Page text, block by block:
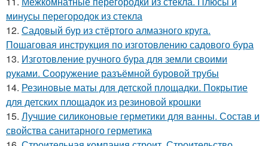
минусы перегородок из стекла
12. Садовый бур из стёртого алмазного круга.
Пошаговая инструкция по изготовлению садового бура
13. Изготовление ручного бура для земли своими
руками. Сооружение разъёмной буровой трубы
14. Резиновые маты для детской площадки. Покрытие
для детских площадок из резиновой крошки
15. Лучшие силиконовые герметики для ванны. Состав и
свойства санитарного герметика